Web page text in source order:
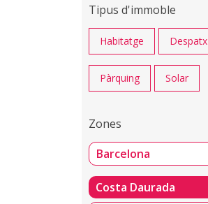
Tipus d'immoble
Habitatge Despatx
Pàrquing Solar
Zones
Barcelona
Costa Daurada